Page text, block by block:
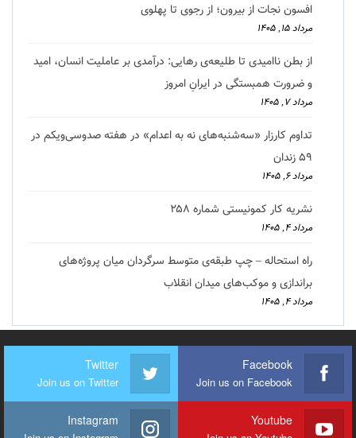
افسون نجات از بیرون؛ از رجوی تا پهلوی
مرداد ۱۵, ۱۴۰۵
از بطن ناامیدی تا طلیعه‌ی رهایی: درآمدی بر عاملیت انسان، امید
و ضرورت همبستگی در ایرانِ امروز
مرداد ۷, ۱۴۰۵
تداوم کارزار «سه‌شنبه‌های نه به اعدام» در هفته صدوسی‌و‌یکم در
۵۹ زندان
مرداد ۶, ۱۴۰۵
نشریه کار کمونیستی شماره ۲۵۸
مرداد ۴, ۱۴۰۵
راه استحاله – چپ طبقه‌ی متوسط سرگردان میان پروژه‌های
براندازی و موکب‌های میدان انقلاب
مرداد ۴, ۱۴۰۵
Facebook
Join us on Facebook
Twitter
Join us on Twitter
Youtube
Instagram